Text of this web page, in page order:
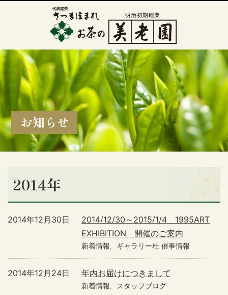
お知らせ
2014年
2014/12/30～2015/1/4 1995ART
EXHIBITION 開催のご案内
2014年12月30日
新着情報 ギャラリー杜 催事情報
年内お届けにつきまして
2014年12月24日
新着情報 スタッフブログ